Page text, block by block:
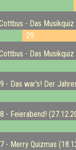
- Das
29
- Das
- Das war's! Der
- Feierabend!
- Merry Quizmas